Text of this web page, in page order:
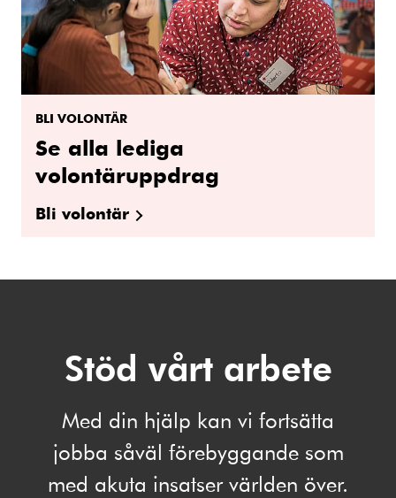
BLI VOLONTÄR
Se alla lediga
volontäruppdrag
Bli volontär
Stöd vårt arbete
Med din hjälp kan vi fortsätta
jobba såväl förebyggande som
med akuta insatser världen över.